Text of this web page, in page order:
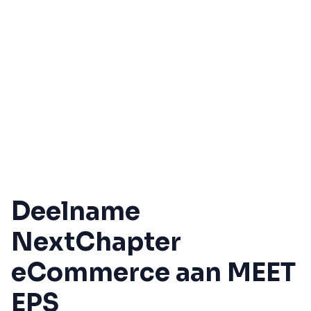
Deelname
NextChapter
eCommerce aan MEET
EPS